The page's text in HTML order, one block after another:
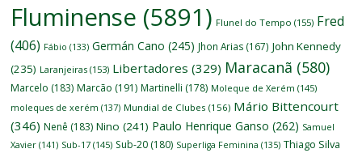
Fluminense (5891) Flunel do Tempo (155) Fred
(406) Fábio (133) Germán Cano (245) Jhon Arias (167) John Kennedy
(235) Laranjeiras (153) Libertadores (329) Maracanã (580)
Marcelo (183) Marcão (191) Martinelli (178) Moleque de Xerém (145)
moleques de xerém (137) Mundial de Clubes (156) Mário Bittencourt
(346) Nenê (183) Nino (241) Paulo Henrique Ganso (262) Samuel
Xavier (141) Sub-17 (145) Sub-20 (180) Superliga Feminina (135) Thiago Silva